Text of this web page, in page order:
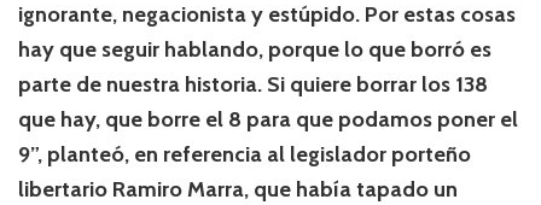
ignorante, negacionista y estúpido. Por estas cosas
hay que seguir hablando, porque lo que borró es
parte de nuestra historia. Si quiere borrar los 138
que hay, que borre el 8 para que podamos poner el
9”, planteó, en referencia al legislador porteño
libertario Ramiro Marra, que había tapado un